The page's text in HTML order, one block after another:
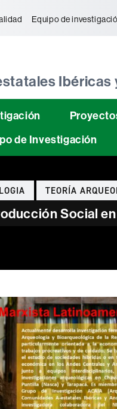
Equipo de
Ibéricas
de Investigación
TEORÍA
Social